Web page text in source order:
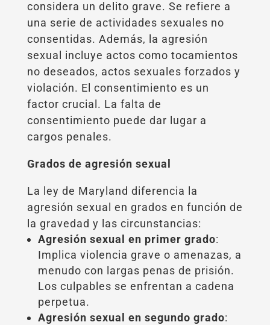
considera un delito grave. Se refiere a
una serie de actividades sexuales no
consentidas. Además, la agresión
sexual incluye actos como tocamientos
no deseados, actos sexuales forzados y
violación. El consentimiento es un
factor crucial. La falta de
consentimiento puede dar lugar a
cargos penales.
Grados de agresión sexual
La ley de Maryland diferencia la
agresión sexual en grados en función de
la gravedad y las circunstancias:
Agresión sexual en primer grado:
Implica violencia grave o amenazas, a
menudo con largas penas de prisión.
Los culpables se enfrentan a cadena
perpetua.
Agresión sexual en segundo grado: